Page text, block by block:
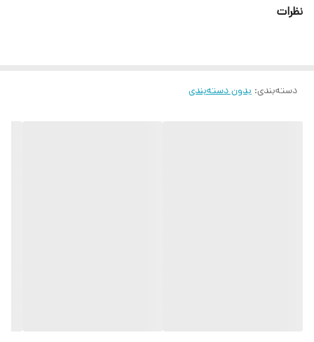
نظرات
دسته‌بندی: بدون دسته‌بندی